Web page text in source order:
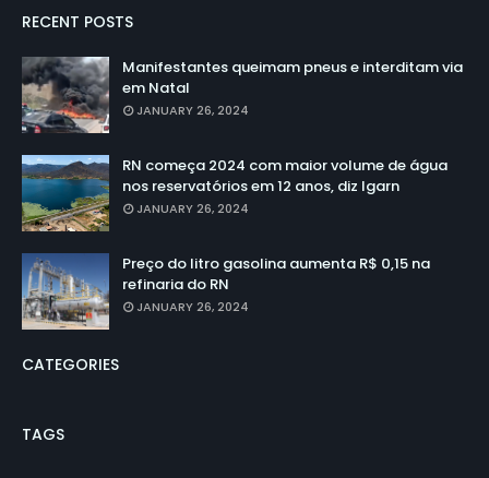
RECENT POSTS
Manifestantes queimam pneus e interditam via
em Natal
JANUARY 26, 2024
RN começa 2024 com maior volume de água
nos reservatórios em 12 anos, diz Igarn
JANUARY 26, 2024
Preço do litro gasolina aumenta R$ 0,15 na
refinaria do RN
JANUARY 26, 2024
CATEGORIES
TAGS